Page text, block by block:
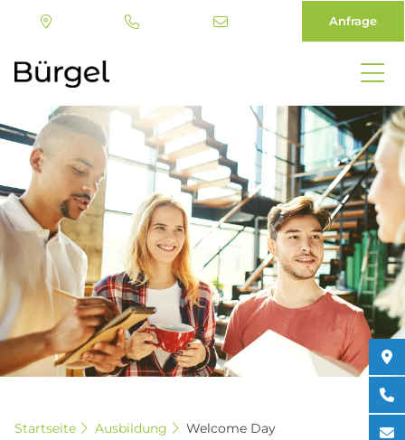
zum
Inhalt
Anfrage
Startseite Ausbildung Welcome Day